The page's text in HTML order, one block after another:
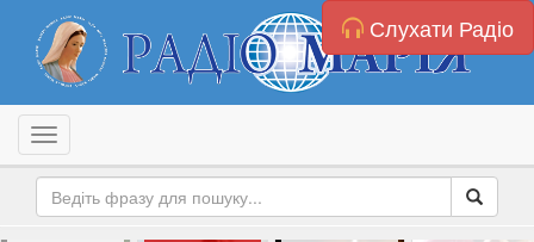
Слухати Радіо
Toggle navigation